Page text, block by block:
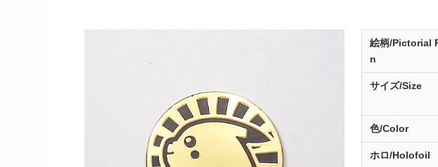
絵柄/Pictorial
n
サイズ/Size
色/Color
ホロ/Holofoil